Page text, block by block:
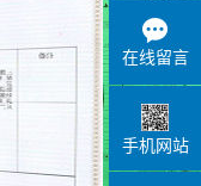
在线留言
手机网站